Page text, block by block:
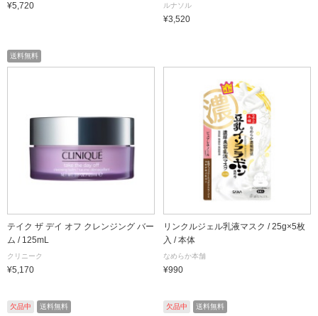
¥5,720 ルナソル
¥3,520
送料無料
テイク ザ デイ オフ クレンジング バー
ム / 125mL
クリニーク
¥5,170
リンクルジェル乳液マスク / 25g×5枚
入 / 本体
なめらか本舗
¥990
欠品中 送料無料 欠品中 送料無料